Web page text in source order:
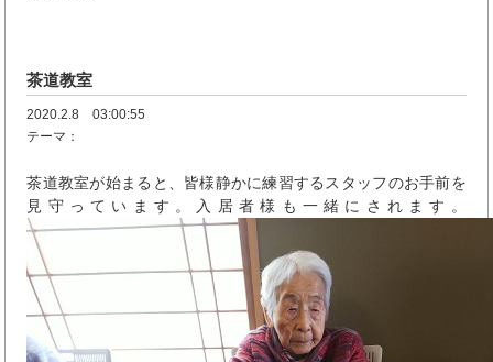
茶道教室
2020.2.8 03:00:55
テーマ：
茶道教室が始まると、皆様静かに練習するスタッフのお手前を
見守っています。入居者様も一緒にされます。